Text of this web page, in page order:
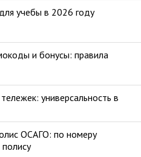
учебы в 2026 году
и бонусы: правила
универсальность в
ОСАГО: по номеру